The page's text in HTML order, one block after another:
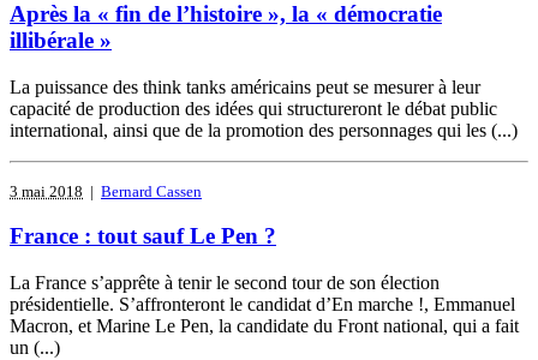
Après la « fin de l’histoire », la « démocratie
illibérale »
La puissance des think tanks américains peut se mesurer à leur
capacité de production des idées qui structureront le débat public
international, ainsi que de la promotion des personnages qui les (...)
3 mai 2018 | Bernard Cassen
France : tout sauf Le Pen ?
La France s’apprête à tenir le second tour de son élection
présidentielle. S’affronteront le candidat d’En marche !, Emmanuel
Macron, et Marine Le Pen, la candidate du Front national, qui a fait
un (...)